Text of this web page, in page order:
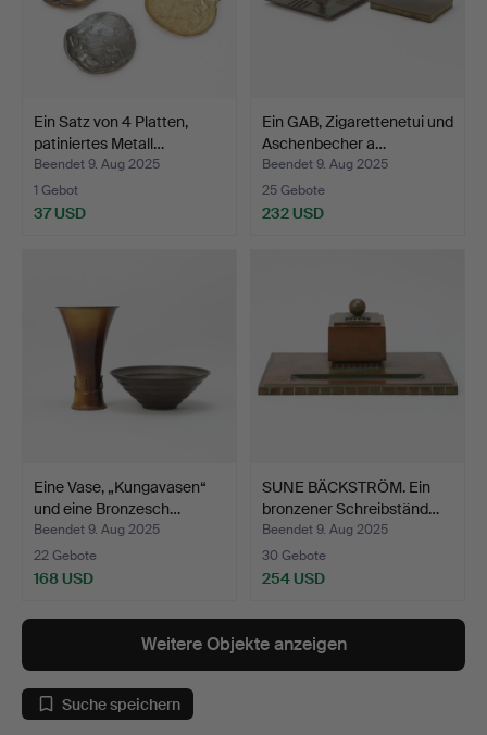
Ein Satz von 4 Platten,
patiniertes Metall…
Beendet 9. Aug 2025
1 Gebot
37 USD
Ein GAB, Zigarettenetui und
Aschenbecher a…
Beendet 9. Aug 2025
25 Gebote
232 USD
Eine Vase, „Kungavasen“
und eine Bronzesch…
Beendet 9. Aug 2025
22 Gebote
168 USD
SUNE BÄCKSTRÖM. Ein
bronzener Schreibständ…
Beendet 9. Aug 2025
30 Gebote
254 USD
Weitere Objekte anzeigen
Suche speichern